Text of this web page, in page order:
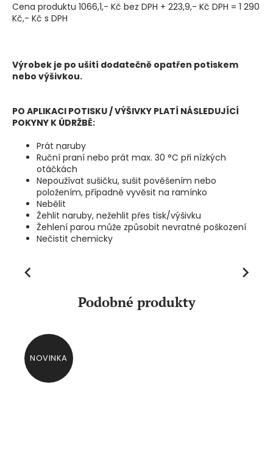
Cena produktu 1066,1,- Kč bez DPH + 223,9,- Kč DPH = 1 290
Kč,- Kč s DPH
Výrobek je po ušití dodatečně opatřen potiskem
nebo výšivkou.
PO APLIKACI POTISKU / VÝŠIVKY PLATÍ NÁSLEDUJÍCÍ
POKYNY K ÚDRŽBĚ:
Prát naruby
Ruční praní nebo prát max. 30 °C při nízkých
otáčkách
Nepoužívat sušičku, sušit pověšením nebo
položením, případně vyvěsit na ramínko
Nebělit
Žehlit naruby, nežehlit přes tisk/výšivku
Žehlení parou může způsobit nevratné poškození
Nečistit chemicky
Podobné produkty
Previous
NOVINKA
Next